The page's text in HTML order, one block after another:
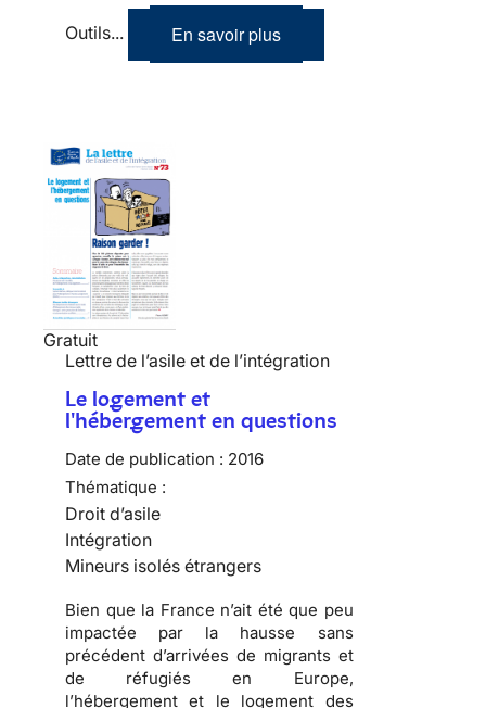
Outils... En savoir plus
Gratuit
Lettre de l’asile et de l’intégration
Le logement et
l'hébergement en questions
Date de publication : 2016
Thématique :
Droit d’asile
Intégration
Mineurs isolés étrangers
Bien que la France n’ait été que peu
impactée par la hausse sans
précédent d’arrivées de migrants et
de réfugiés en Europe,
l’hébergement et le logement des